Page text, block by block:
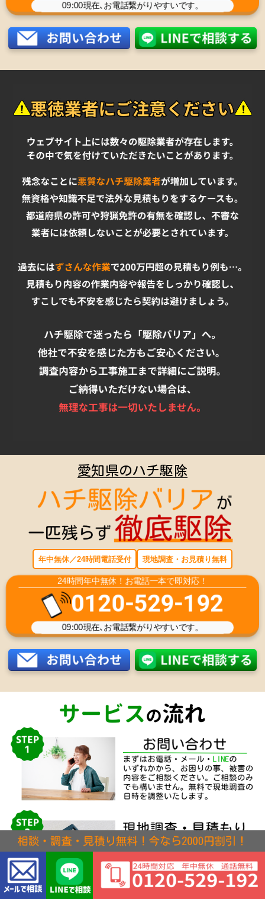
09:00現在､お電話繋がりやすいです。
愛知県のハチ駆除
年中無休／24時間電話受付 現地調査・お見積り無料
24時間年中無休！お電話一本で即対応！
0120-529-192
09:00現在､お電話繋がりやすいです。